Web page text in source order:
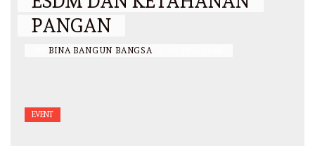
PANGAN
BINA BANGUN BANGSA
EVENT